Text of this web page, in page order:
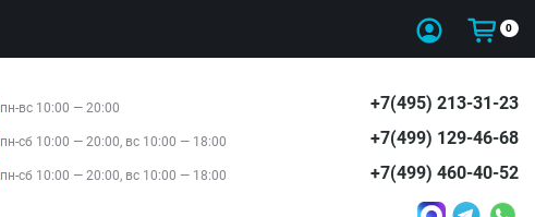
0
пн-вс 10:00 — 20:00
пн-сб 10:00 — 20:00, вс 10:00 — 18:00
пн-сб 10:00 — 20:00, вс 10:00 — 18:00
+7(495) 213-31-23
+7(499) 129-46-68
+7(499) 460-40-52